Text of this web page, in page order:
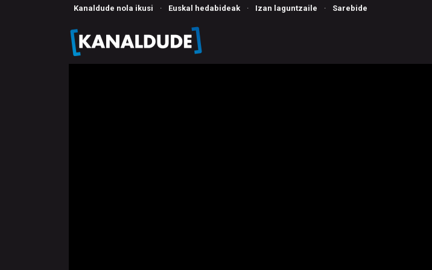
Kanaldude nola ikusi · Euskal hedabideak · Izan laguntzaile · Sarebide